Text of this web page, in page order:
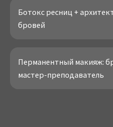
Ботокс ресниц +
бровей
Перманентный макияж:
мастер-преподаватель